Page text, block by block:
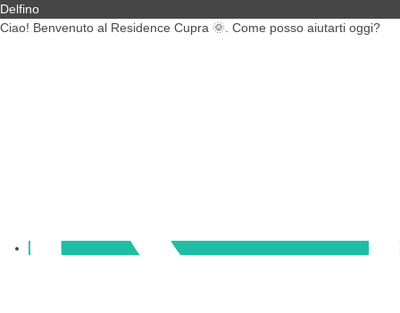
Delfino
Ciao! Benvenuto al Residence Cupra 🌞. Come posso aiutarti oggi?